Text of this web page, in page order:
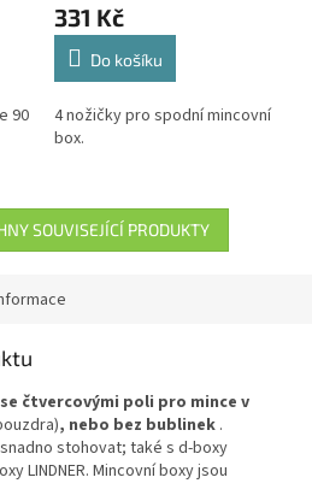
90
331 Kč
Do košíku
4 nožičky pro spodní mincovní
box.
SOUVISEJÍCÍ PRODUKTY
čtvercovými poli pro mince v
, nebo bez bublinek .
snadno stohovat; také s d-boxy
LINDNER. Mincovní boxy jsou